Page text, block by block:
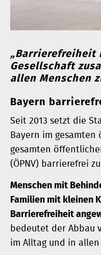
„Barrierefreiheit
Gesellschaft
allen Menschen
Bayern
Seit 2013 setzt die
Bayern im
gesamten
(ÖPNV) barrierefrei
Menschen mit
Familien mit kleinen
Barrierefreiheit
bedeutet der Abbau
im Alltag und in